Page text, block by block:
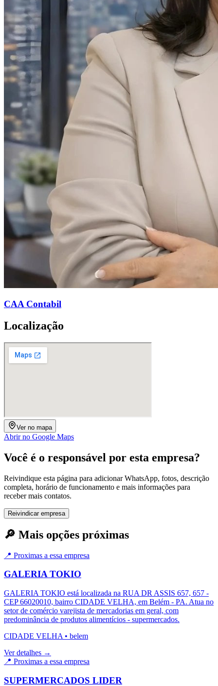
CAA Contabil
Localização
Ver no mapa
Abrir no Google Maps
Você é o responsável por esta empresa?
Reivindique esta página para adicionar WhatsApp, fotos, descrição
completa, horário de funcionamento e mais informações para
receber mais contatos.
Reivindicar empresa
🔎 Mais opções próximas
📍 Proximas a essa empresa
GALERIA TOKIO
GALERIA TOKIO está localizada na RUA DR ASSIS 657, 657 -
CEP 66020010, bairro CIDADE VELHA, em Belém - PA. Atua no
setor de comércio varejista de mercadorias em geral, com
predominância de produtos alimentícios - supermercados.
CIDADE VELHA • belem
Ver detalhes →
📍 Proximas a essa empresa
SUPERMERCADOS LIDER